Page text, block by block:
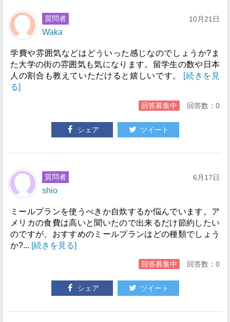
質問者
Waka
10月21日
学費や雰囲気などはどういった感じなのでしょうか?ま
た大学の街の雰囲気も気になります。留学生の数や日本
人の割合も教えていただけると嬉しいです。 [続きを見
る]
回答募集中 回答数：0
シェア ツイート
質問者
shio
6月17日
ミールプランを使うべきか自炊するか悩んでいます。ア
メリカの食費は高いと聞いたので出来るだけ節約したい
のですが、おすすめのミールプランはどの種類でしょう
か?... [続きを見る]
回答募集中 回答数：0
シェア ツイート